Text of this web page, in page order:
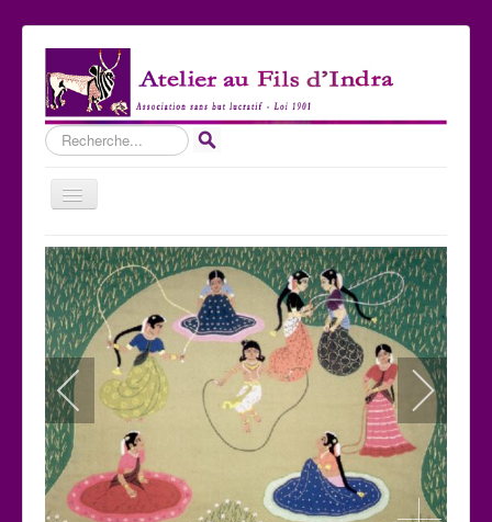
Rechercher
Basculer
la
Accueil
Qui sommes-nous ?
Les Expositions
Les toiles
Participer
Nous contacter
Sites amis